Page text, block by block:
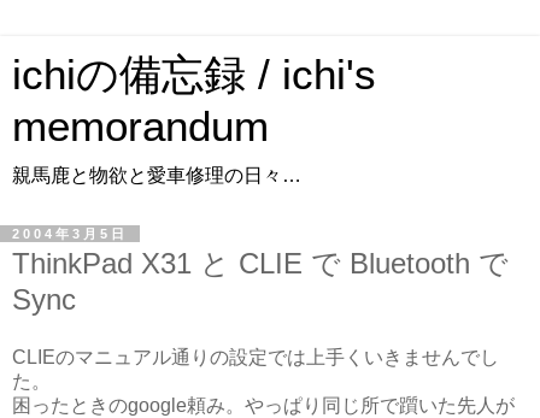
ichiの備忘録 / ichi's
memorandum
親馬鹿と物欲と愛車修理の日々…
2004年3月5日
ThinkPad X31 と CLIE で Bluetooth で
Sync
CLIEのマニュアル通りの設定では上手くいきませんでし
た。
困ったときのgoogle頼み。やっぱり同じ所で躓いた先人が